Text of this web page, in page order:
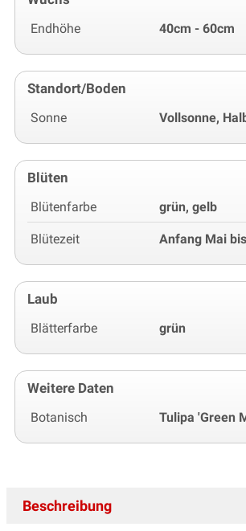
Endhöhe 40cm - 60cm
Standort/Boden
Sonne Vollsonne,
Blüten
Blütenfarbe grün, gelb
Blütezeit Anfang Mai
Laub
Blätterfarbe grün
Weitere Daten
Botanisch Tulipa 'Green
Beschreibung